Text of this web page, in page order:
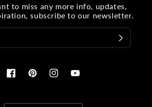
to miss any more info, updates,
subscribe to our newsletter.
FacebookPinterestInstagramYouTube